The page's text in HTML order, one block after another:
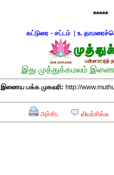
*****
கட்டுரை - சட்டம் | உ.
இது முத்துக்கமலம்
இணைய பக்க முகவரி: http://
அச்சிட விமர்சிக்க